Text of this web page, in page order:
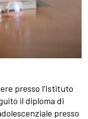
presso l’Istituto
il diploma di
presso